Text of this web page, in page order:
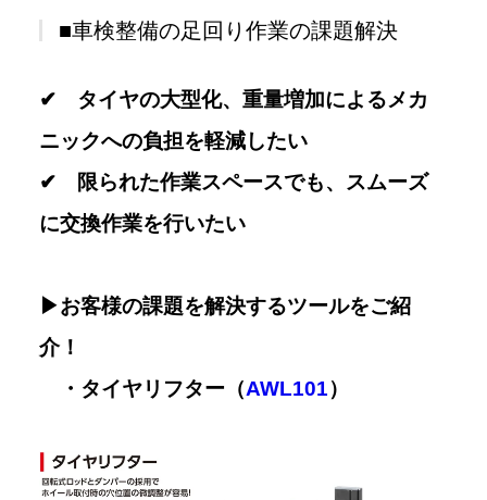
■車検整備の足回り作業の課題解決
✔ タイヤの大型化、重量増加によるメカ
ニックへの負担を軽減したい
✔ 限られた作業スペースでも、スムーズ
に交換作業を行いたい
▶お客様の課題を解決するツールをご紹
介！
・タイヤリフター（AWL101）